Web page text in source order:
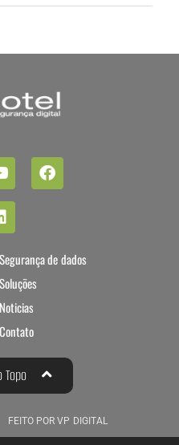
Segurança de dados
Soluções
Noticias
Contato
FEITO POR VP DIGITAL